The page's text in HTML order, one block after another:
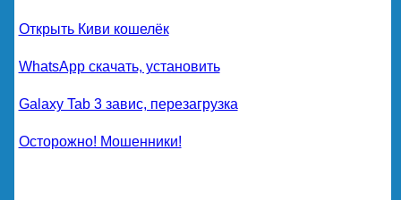
Открыть Киви кошелёк
WhatsApp скачать, установить
Galaxy Tab 3 завис, перезагрузка
Осторожно! Мошенники!